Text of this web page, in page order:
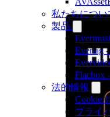
私たちについ
製品
Evertag
Flacbox
法的情報
Cookie
プライ